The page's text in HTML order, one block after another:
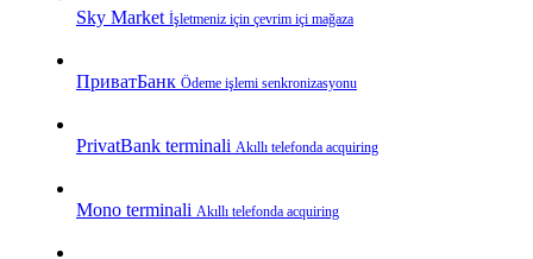
Sky Market İşletmeniz için çevrim içi mağaza
ПриватБанк Ödeme işlemi senkronizasyonu
PrivatBank terminali Akıllı telefonda acquiring
Mono terminali Akıllı telefonda acquiring